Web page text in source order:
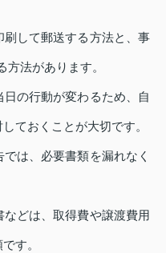
して郵送する方法と、事
法があります。
の行動が変わるため、自
ておくことが大切です。
は、必要書類を漏れなく
どは、取得費や譲渡費用
す。